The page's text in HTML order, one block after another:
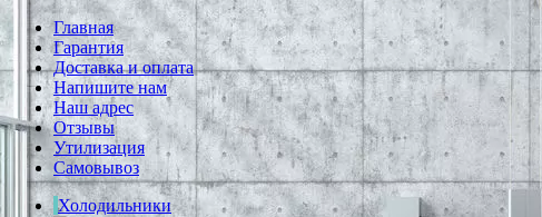
Главная
Гарантия
Доставка и оплата
Напишите нам
Наш адрес
Отзывы
Утилизация
Самовывоз
Холодильники